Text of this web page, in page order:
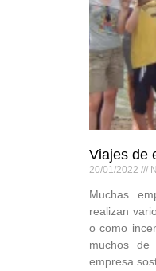
Viajes de
20/01/2022
Muchas
realizan
o como
muchos
empresa